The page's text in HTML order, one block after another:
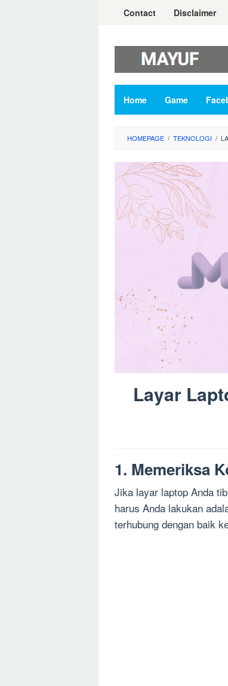
Contact Disclaimer
Home Game
HOMEPAGE / TEKNOLOGI /
Layar
1. Memeriksa
Jika layar laptop Anda
harus Anda lakukan
terhubung dengan baik